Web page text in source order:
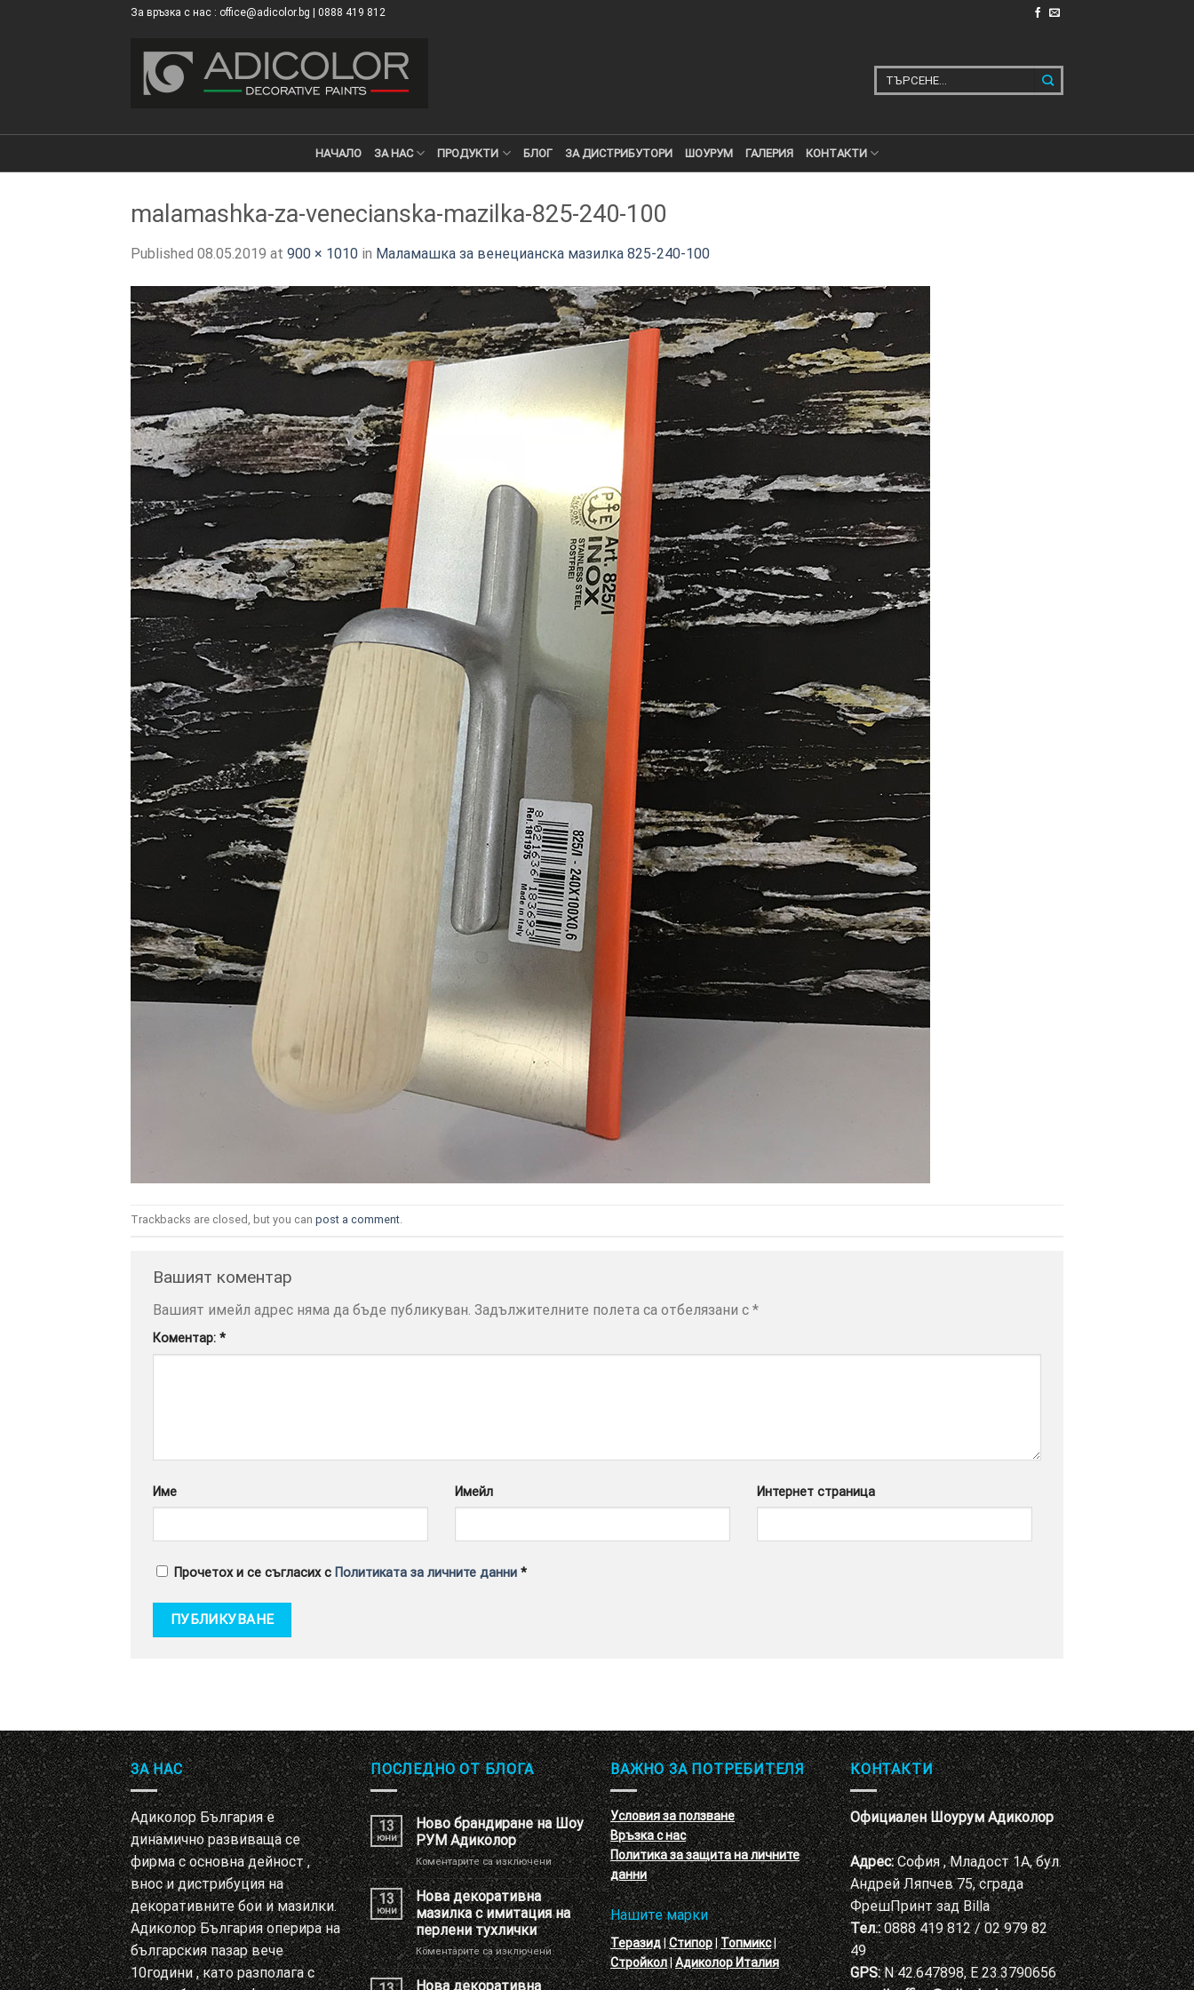
За връзка с нас : office@adicolor.bg | 0888 419 812
за:
НАЧАЛО ЗА НАС ПРОДУКТИ БЛОГ ЗА ДИСТРИБУТОРИ ШОУРУМ ГАЛЕРИЯ КОНТАКТИ
malamashka-za-venecianska-mazilka-825-240-100
Published 08.05.2019 at 900 × 1010 in Маламашка за венецианска мазилка 825-240-100
Trackbacks are closed, but you can post a comment
Вашият коментар
Вашият имейл адрес няма да бъде публикуван. Задължителните полета са отбелязани с *
Коментар: *
Име Имейл Интернет страница
Прочетох и се съгласих с Политиката за личните данни *
ЗА НАС
Адиколор България е
динамично развиваща се
фирма с основна дейност ,
внос и дистрибуция на
декоративните бои и мазилки.
Адиколор България оперира на
българския пазар вече
10години , като разполага с
ПОСЛЕДНО ОТ БЛОГА
13
юни
Ново брандиране на Шоу
РУМ Адиколор
Коментарите са изключениза
Ново
брандиране
на
Шоу
РУМ
Адиколор
13
юни
Нова декоративна
мазилка с имитация на
перлени тухлички
Коментарите са изключениза
Нова
декоративна
Нова декоративна
ВАЖНО ЗА ПОТРЕБИТЕЛЯ
Условия за ползване
Връзка с нас
Политика за защита на личните
данни
Нашите марки
Теразид|Стипор|Топмикс|
Стройкол|Адиколор Италия
КОНТАКТИ
Официален Шоурум Адиколор
Адрес:София , Младост 1А, бул.
Андрей Ляпчев 75, сграда
ФрешПринт зад Billa
Тел.:0888 419 812 / 02 979 82
49
GPS:N 42.647898, E 23.3790656
×
ТОЗИ САЙТ ИЗПОЛЗВА БИСКВИТКИ.
ПОВЕЧЕ ИНФОРМАЦИЯ МОЖЕТЕ ДА
НАМЕРИТЕ ТУК.